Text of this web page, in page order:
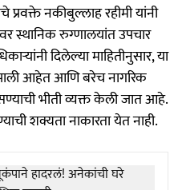
प्रवक्ते नकीबुल्लाह रहीमी यांनी
स्थानिक रुग्णालयांत उपचार
दिलेल्या माहितीनुसार, या
आहेत आणि बरेच नागरिक
भीती व्यक्त केली जात आहे.
शक्यता नाकारता येत नाही.